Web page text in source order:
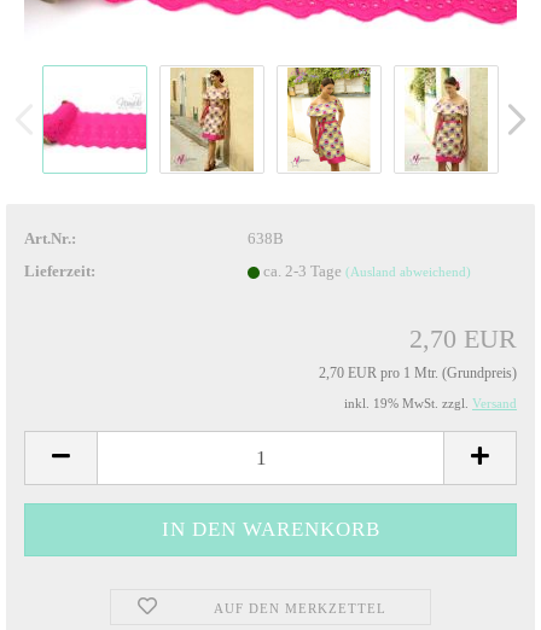
Art.Nr.:
638B
Lieferzeit:
ca. 2-3 Tage (Ausland abweichend)
2,70 EUR
2,70 EUR pro 1 Mtr. (Grundpreis)
inkl. 19% MwSt. zzgl. Versand
AUF DEN MERKZETTEL